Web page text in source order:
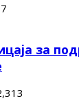
за